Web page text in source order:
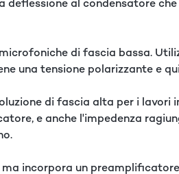
al condensatore
di fascia bassa.
una tensione polarizzante e
di fascia alta per i
e anche l'impedenza
incorpora un